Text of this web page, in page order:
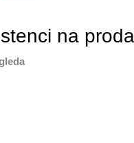
na